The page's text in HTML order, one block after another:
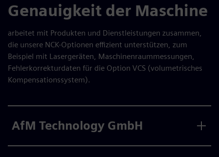
Genauigkeit der Maschine
arbeitet mit Produkten und Dienstleistungen zusammen,
die unsere NCK-Optionen effizient unterstützen, zum
Beispiel mit Lasergeräten, Maschinenraummessungen,
Fehlerkorrekturdaten für die Option VCS (volumetrisches
Kompensationssystem).
AfM Technology GmbH